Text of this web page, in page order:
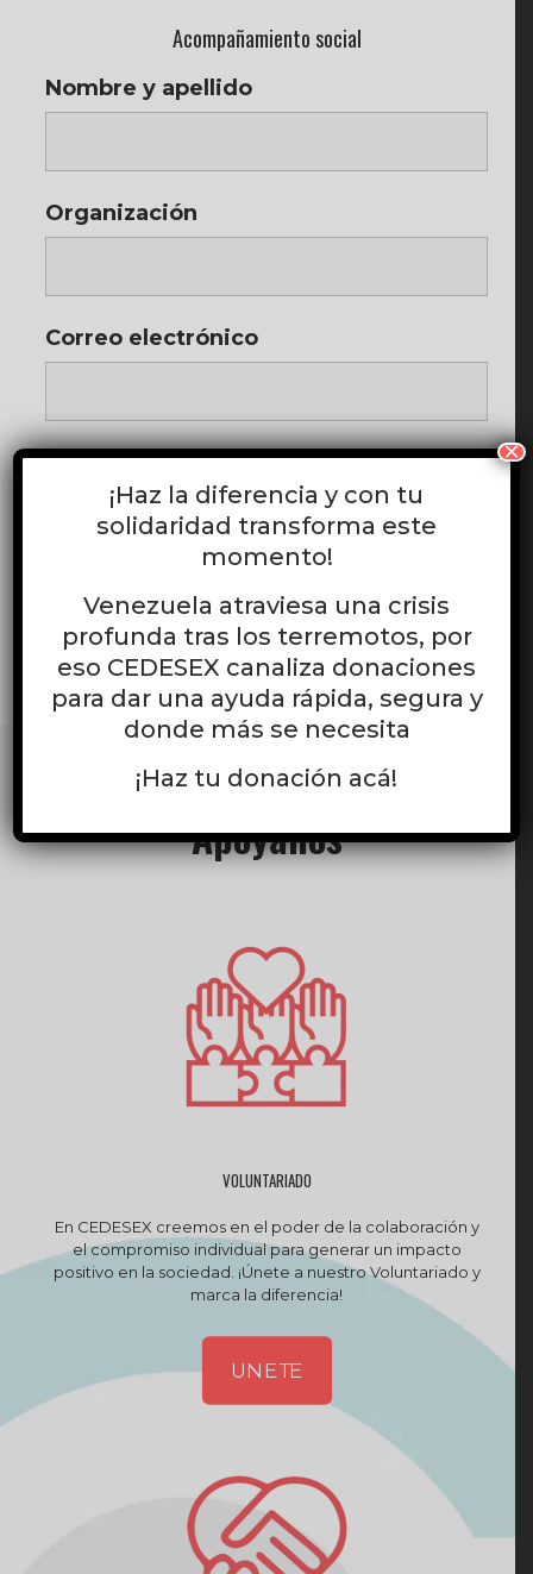
Acompañamiento social
Nombre y apellido
Organización
Correo electrónico
Teléfono
Apóyanos
VOLUNTARIADO
En CEDESEX creemos en el poder de la colaboración y
el compromiso individual para generar un impacto
positivo en la sociedad. ¡Únete a nuestro Voluntariado y
marca la diferencia!
UNETE
¡Haz la diferencia y con tu
solidaridad transforma este
momento!
Venezuela atraviesa una crisis
profunda tras los terremotos, por
eso CEDESEX canaliza donaciones
para dar una ayuda rápida, segura y
donde más se necesita
¡Haz tu donación acá!
×